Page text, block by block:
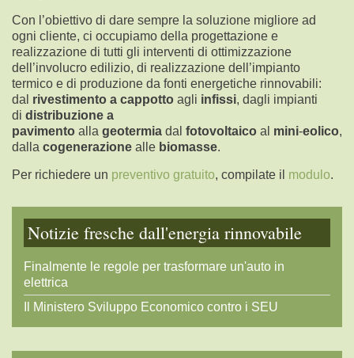
Con l’obiettivo di dare sempre la soluzione migliore ad
ogni cliente, ci occupiamo della progettazione e
realizzazione di tutti gli interventi di ottimizzazione
dell’involucro edilizio, di realizzazione dell’impianto
termico e di produzione da fonti energetiche rinnovabili:
dal rivestimento a cappotto agli infissi, dagli impianti
di distribuzione a
pavimento alla geotermia dal fotovoltaico al mini-eolico,
dalla cogenerazione alle biomasse.
Per richiedere un preventivo gratuito, compilate il modulo.
Notizie fresche dall'energia rinnovabile
Finalmente le regole per trasformare un'auto in
elettrica
Il Ministero Sviluppo Economico contro i SEU